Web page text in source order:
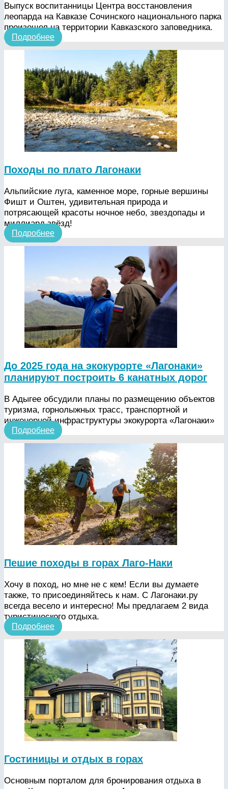
Выпуск воспитанницы Центра восстановления
леопарда на Кавказе Сочинского национального парка
произошел на территории Кавказского заповедника.
Подробнее
Походы по плато Лагонаки
Альпийские луга, каменное море, горные вершины
Фишт и Оштен, удивительная природа и
потрясающей красоты ночное небо, звездопады и
миллиард звёзд!
Подробнее
До 2025 года на экокурорте «Лагонаки»
планируют построить 6 канатных дорог
В Адыгее обсудили планы по размещению объектов
туризма, горнолыжных трасс, транспортной и
инженерной инфраструктуры экокурорта «Лагонаки»
Подробнее
Пешие походы в горах Лаго-Наки
Хочу в поход, но мне не с кем! Если вы думаете
также, то присоединяйтесь к нам. С Лагонаки.ру
всегда весело и интересно! Мы предлагаем 2 вида
туристического отдыха.
Подробнее
Гостиницы и отдых в горах
Основным порталом для бронирования отдыха в